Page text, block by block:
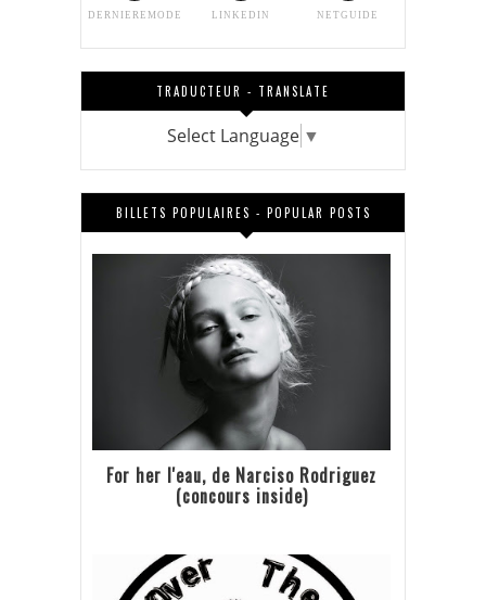
DERNIEREMODE LINKEDIN NETGUIDE
TRADUCTEUR - TRANSLATE
Select Language ▼
BILLETS POPULAIRES - POPULAR POSTS
For her l'eau, de Narciso Rodriguez
(concours inside)